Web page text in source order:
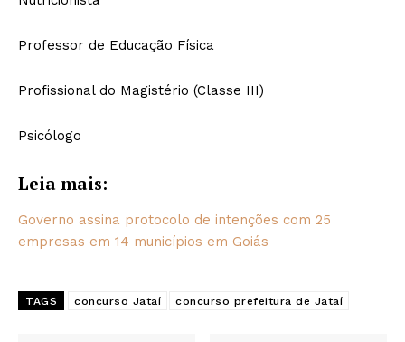
Professor de Educação Física
Profissional do Magistério (Classe III)
Psicólogo
Leia mais:
Governo assina protocolo de intenções com 25
empresas em 14 municípios em Goiás
TAGS concurso Jataí concurso prefeitura de Jataí